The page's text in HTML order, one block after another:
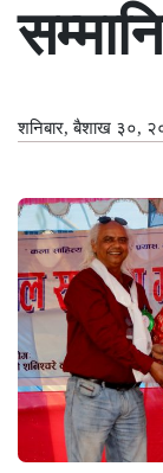
शनिबार, बैशाख ३०,